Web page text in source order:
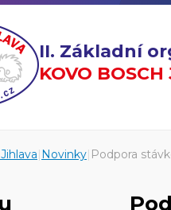
II. Základní
KOVO
|Novinky| Podpora